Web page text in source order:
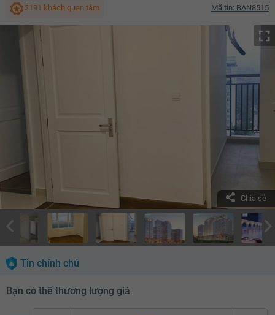
3191 khách quan tâm Mã tin: BAN8515
Chia sẻ
Tin chính chủ
Bạn có thể thương lượng giá